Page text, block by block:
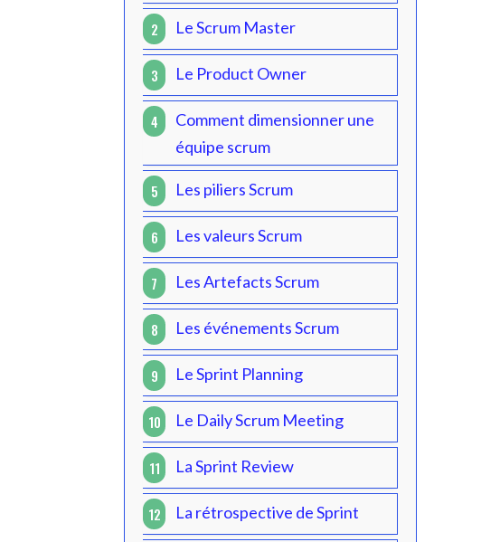
2 Le Scrum Master
3 Le Product Owner
4
Comment dimensionner une
équipe scrum
5 Les piliers Scrum
6 Les valeurs Scrum
7 Les Artefacts Scrum
8 Les événements Scrum
9 Le Sprint Planning
10 Le Daily Scrum Meeting
11 La Sprint Review
12 La rétrospective de Sprint